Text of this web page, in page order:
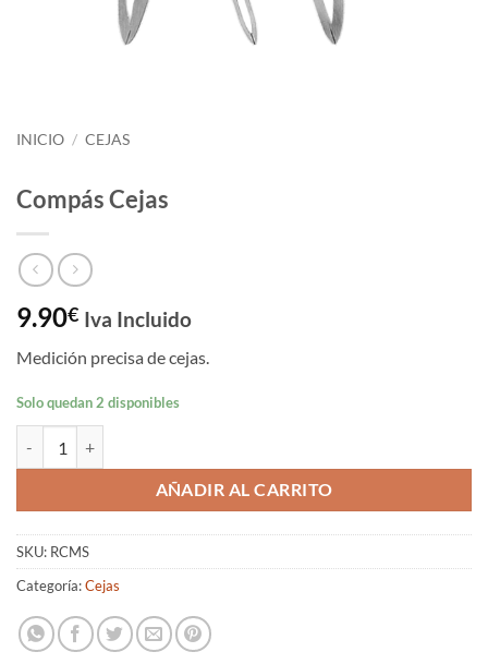
INICIO / CEJAS
Compás Cejas
9.90€ Iva Incluido
Medición precisa de cejas.
Solo quedan 2 disponibles
AÑADIR AL CARRITO
SKU: RCMS
Categoría:Cejas